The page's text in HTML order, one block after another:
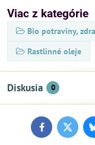
Viac z kategórie
Bio potraviny,
Rastlinné oleje
Diskusia 0
FacebookTwitter